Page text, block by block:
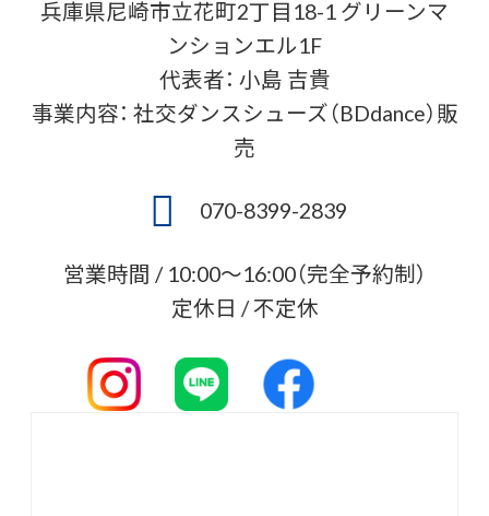
兵庫県尼崎市立花町2丁目18-1 グリーンマ
ンションエル1F
代表者： 小島 吉貴
事業内容： 社交ダンスシューズ（BDdance）販
売
070-8399-2839
営業時間 / 10:00〜16:00（完全予約制）
定休日 / 不定休